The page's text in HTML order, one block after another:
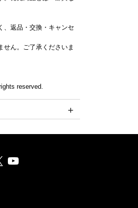
、返品・交換・キャンセ
せん。ご了承くださいま
reserved.